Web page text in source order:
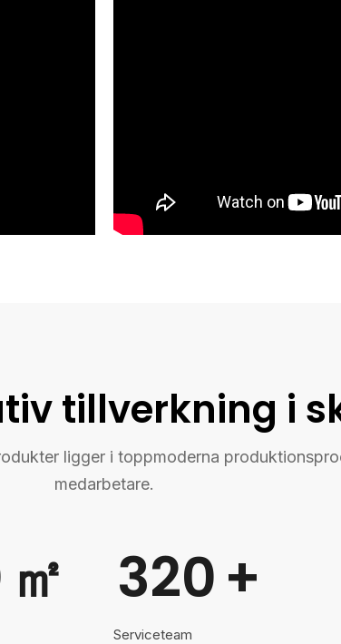
tillverkning i
ligger i toppmoderna
medarbetare.
㎡ 320+
Serviceteam